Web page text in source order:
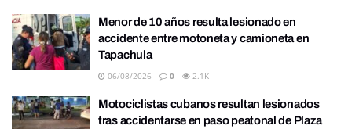
Menor de 10 años resulta lesionado en
accidente entre motoneta y camioneta en
Tapachula
06/08/2026 0 2.1K
Motociclistas cubanos resultan lesionados
tras accidentarse en paso peatonal de Plaza